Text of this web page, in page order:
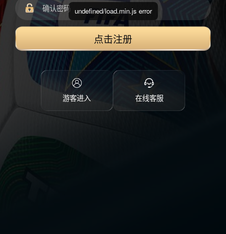
点击注册
游客进入 在线客服
undefined/load.min.js error